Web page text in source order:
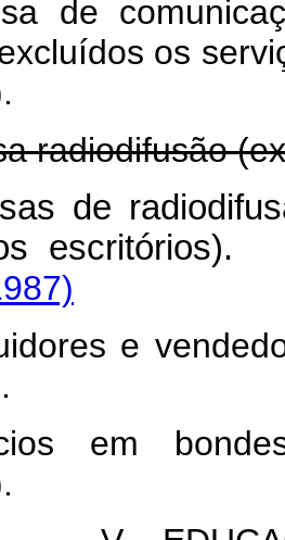
de
os
radiodifusão
de
escritórios).
e
em